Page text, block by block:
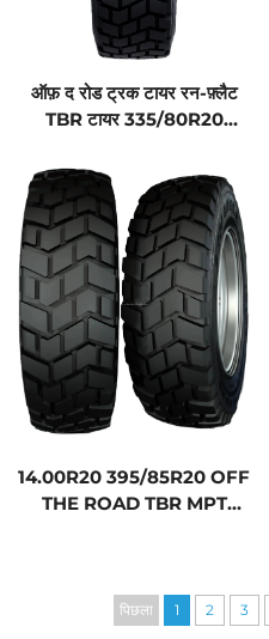
ऑफ़ द रोड ट्रक टायर रन-फ़्लैट
TBR टायर 335/80R20
14.00R20 395/85R20 OFF
THE ROAD TBR MPT
पिछला 1 2 3